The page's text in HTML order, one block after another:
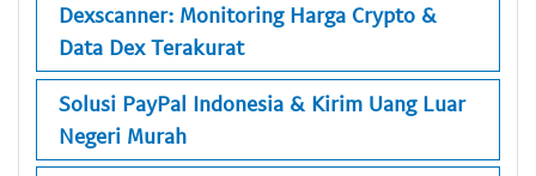
Dexscanner: Monitoring Harga Crypto &
Data Dex Terakurat
Solusi PayPal Indonesia & Kirim Uang Luar
Negeri Murah